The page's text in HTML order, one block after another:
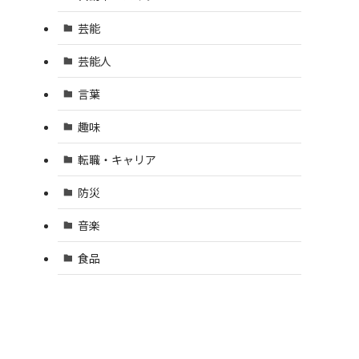
芸能
芸能人
言葉
趣味
転職・キャリア
防災
音楽
食品